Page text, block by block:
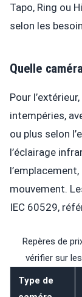
Tapo, Ring ou
selon les
Quelle
Pour
intempéries,
ou plus selon
l’éclairage
mouvement.
IEC 60529,
Repères de
vérifier sur
Type de